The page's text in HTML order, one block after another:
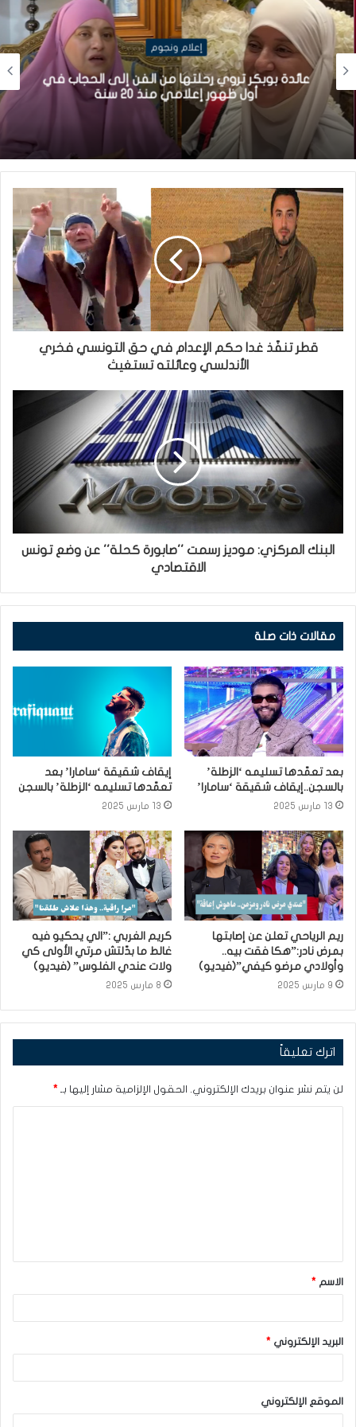
إعلام ونجوم
عائدة بوبكر تروي رحلتها من الفن إلى الحجاب في
أول ظهور إعلامي منذ 20 سنة
قطر تنفّذ غدا حكم الإعدام في حق التونسي فخري
الأندلسي وعائلته تستغيث
البنك المركزي: موديز رسمت ''صابورة كحلة'' عن وضع تونس
الاقتصادي
مقالات ذات صلة
بعد تعمّدها تسليمه ‘الزطلة’
بالسجن..إيقاف شقيقة ‘سامارا’
13 مارس 2025
إيقاف شقيقة ‘سامارا’ بعد
تعمّدها تسليمه ‘الزطلة’ بالسجن
13 مارس 2025
ريم الرياحي تعلن عن إصابتها
بمرض نادر:”هكا فقت بيه..
وأولادي مرضو كيفي”(فيديو)
9 مارس 2025
كريم الغربي :”الي يحكيو فيه
غالط ما بدّلتش مرتي الأولى كي
ولات عندي الفلوس” (فيديو)
8 مارس 2025
اترك تعليقاً
لن يتم نشر عنوان بريدك الإلكتروني. الحقول الإلزامية مشار إليها بـ *
ق
*الاسم *
البريد الإلكتروني *
الموقع الإلكتروني